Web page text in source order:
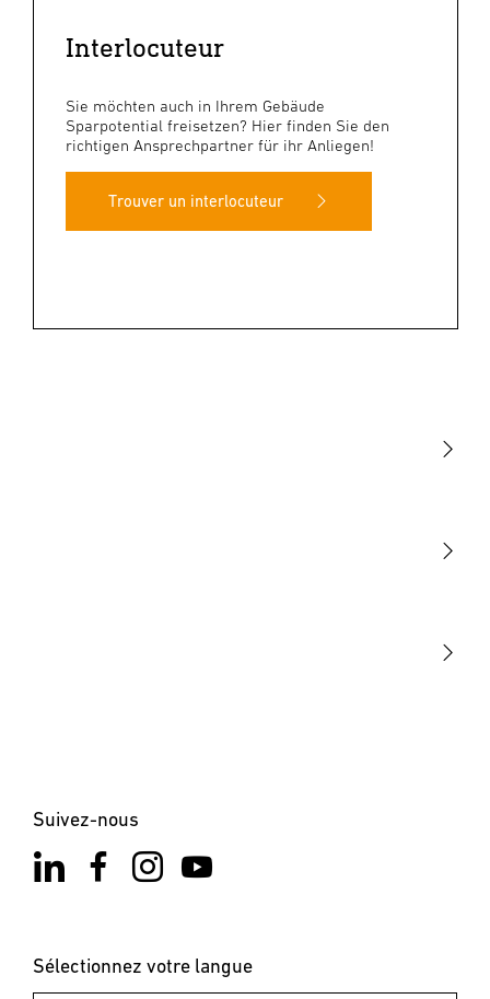
Interlocuteur
Sie möchten auch in Ihrem Gebäude
Sparpotential freisetzen? Hier finden Sie den
richtigen Ansprechpartner für ihr Anliegen!
Trouver un interlocuteur
Suivez-nous
Sélectionnez votre langue